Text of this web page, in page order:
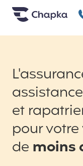
Chapka
assistance
et
pour
de moins